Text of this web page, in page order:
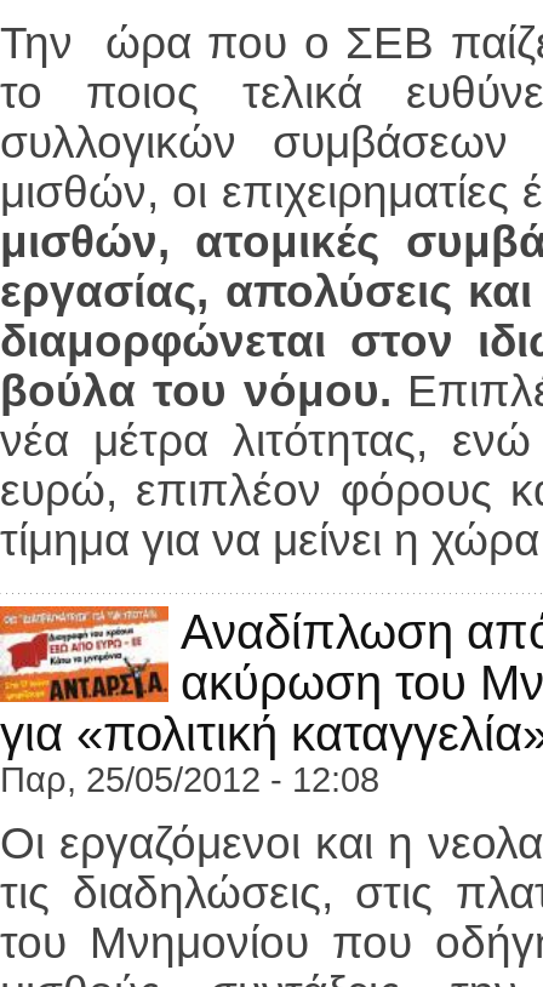
Την ώρα που ο ΣΕΒ παίζει
το ποιος τελικά
συλλογικών
μισθών, οι επιχειρηματίες
μισθών, ατομικές
εργασίας, απολύσεις
διαμορφώνεται στον
βούλα του νόμου.
νέα μέτρα λιτότητας,
ευρώ, επιπλέον φόρους
τίμημα για να μείνει η
Αναδίπλωση από
ακύρωση του
για «πολιτική
Παρ, 25/05/2012 - 12:08
Οι εργαζόμενοι και η
τις διαδηλώσεις, στις
του Μνημονίου που